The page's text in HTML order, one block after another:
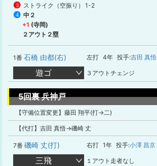
3 ストライク（空振り） 1-2
4
中２
+1 (寺岡)
２アウト２塁
1番 石橋 由都(右) 左打 4年 投手:吉田 真悟
遊ゴ ３アウトチェンジ
5回裏 兵神戸
【守備位置変更】藤田 翔平(打→二)
【代打】吉田 真悟→磯崎 丈
7番 磯崎 丈(打) 右打 1年 投手:小澤 昌京
三飛 １アウト走者なし